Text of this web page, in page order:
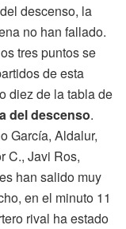
descenso, la
no han fallado.
tres puntos se
de esta
diez de la tabla de
del descenso.
García, Aldalur,
C., Javi Ros,
han salido muy
en el minuto 11
rival ha estado